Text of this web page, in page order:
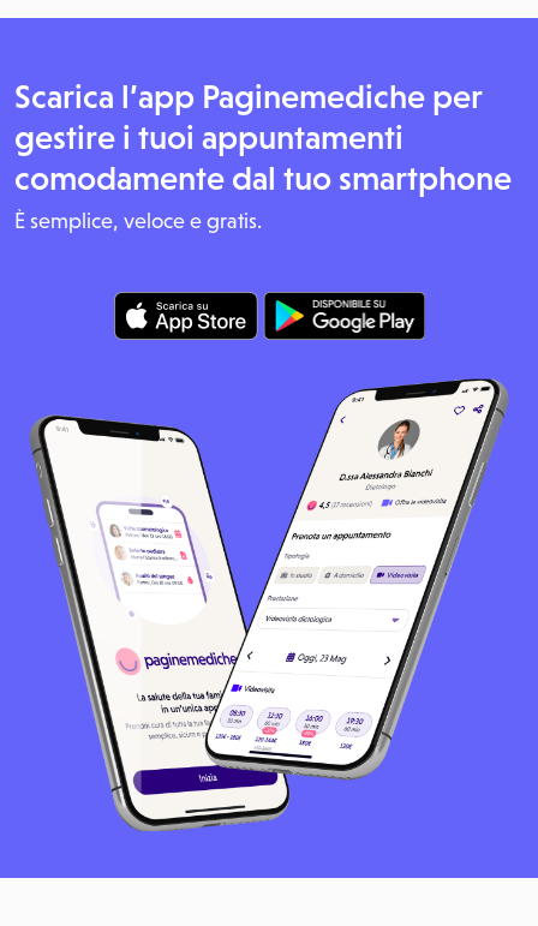
Scarica l’app Paginemediche per
gestire i tuoi appuntamenti
comodamente dal tuo smartphone
È semplice, veloce e gratis.